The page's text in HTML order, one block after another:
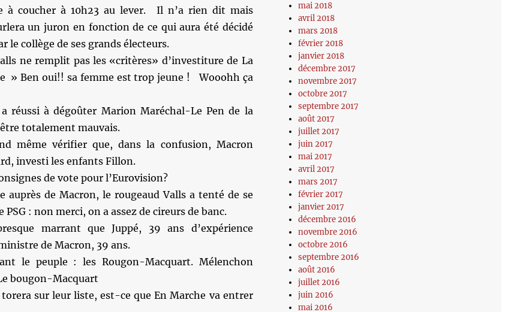
à coucher à 10h23 au lever. Il n’a rien dit mais
un juron en fonction de ce qui aura été décidé
le collège de ses grands électeurs.
ne remplit pas les «critères» d’investiture de La
» Ben oui!! sa femme est trop jeune ! Wooohh ça
réussi à dégoûter Marion Maréchal-Le Pen de la
totalement mauvais.
même vérifier que, dans la confusion, Macron
investi les enfants Fillon.
de vote pour l’Eurovision?
auprès de Macron, le rougeaud Valls a tenté de se
: non merci, on a assez de cireurs de banc.
marrant que Juppé, 39 ans d’expérience
de Macron, 39 ans.
le peuple : les Rougon-Macquart. Mélenchon
bougon-Macquart
torera sur leur liste, est-ce que En Marche va entrer
mai 2018
avril 2018
mars 2018
février 2018
janvier 2018
décembre 2017
novembre 2017
octobre 2017
septembre 2017
août 2017
juillet 2017
juin 2017
mai 2017
avril 2017
mars 2017
février 2017
janvier 2017
décembre 2016
novembre 2016
octobre 2016
septembre 2016
août 2016
juillet 2016
juin 2016
mai 2016